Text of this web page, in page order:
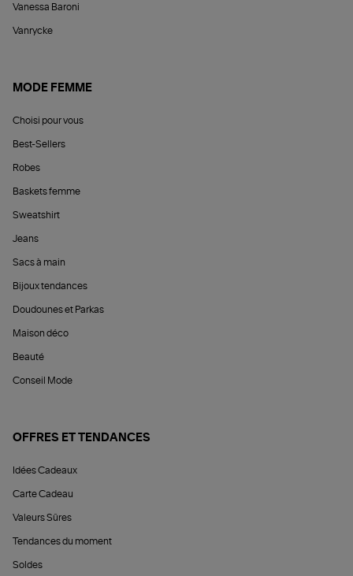
Vanessa Baroni
Vanrycke
MODE FEMME
Choisi pour vous
Best-Sellers
Robes
Baskets femme
Sweatshirt
Jeans
Sacs à main
Bijoux tendances
Doudounes et Parkas
Maison déco
Beauté
Conseil Mode
OFFRES ET TENDANCES
Idées Cadeaux
Carte Cadeau
Valeurs Sûres
Tendances du moment
Soldes